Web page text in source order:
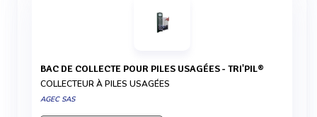
BAC DE COLLECTE POUR PILES USAGÉES - TRI'PIL®
COLLECTEUR À PILES USAGÉES
AGEC SAS